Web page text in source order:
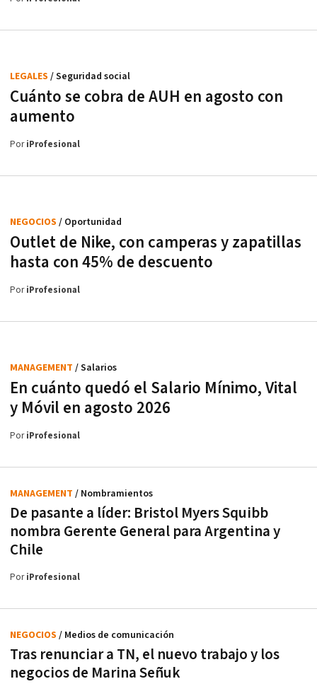
Cuánto se cobra de AUH en agosto con
aumento
LEGALES / Seguridad social
PoriProfesional
Outlet de Nike, con camperas y zapatillas
hasta con 45% de descuento
NEGOCIOS / Oportunidad
PoriProfesional
En cuánto quedó el Salario Mínimo, Vital
y Móvil en agosto 2026
MANAGEMENT / Salarios
PoriProfesional
De pasante a líder: Bristol Myers Squibb
nombra Gerente General para Argentina y
Chile
MANAGEMENT / Nombramientos
PoriProfesional
Tras renunciar a TN, el nuevo trabajo y los
negocios de Marina Señuk
NEGOCIOS / Medios de comunicación